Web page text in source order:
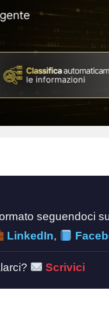
seguendoci
LinkedIn,
Scrivici